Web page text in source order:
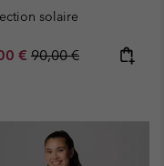
solaire
price:
€ Regular price:
90,00 €